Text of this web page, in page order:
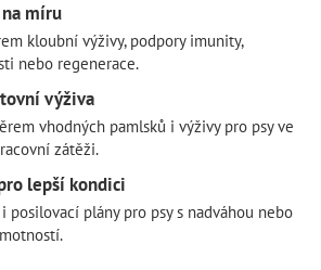
míru
kloubní výživy, podpory imunity,
nebo regenerace.
výživa
vhodných pamlsků i výživy pro psy ve
zátěži.
lepší kondici
posilovací plány pro psy s nadváhou nebo